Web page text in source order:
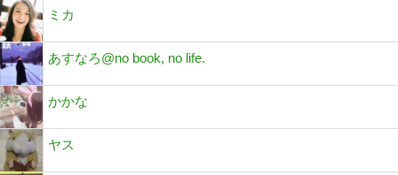
ミカ
あすなろ@no book, no life.
かかな
ヤス